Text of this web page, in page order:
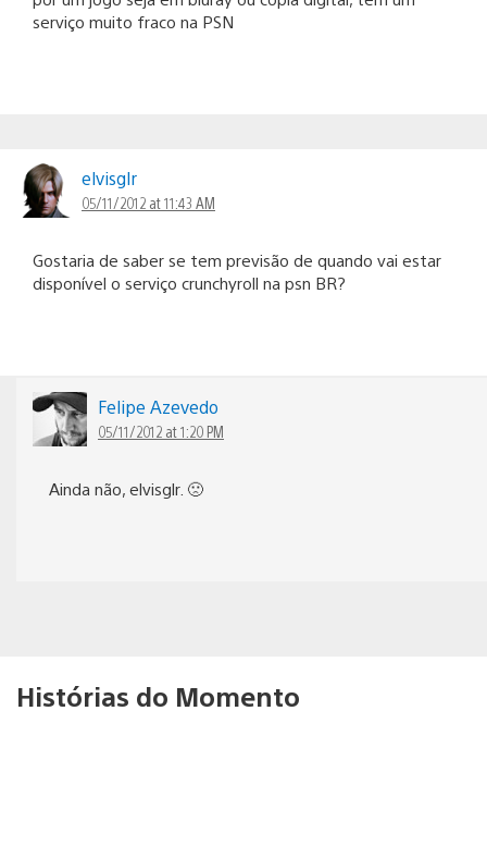
serviço muito fraco na PSN
elvisglr
05/11/2012 at 11:43 AM
Gostaria de saber se tem previsão de quando vai estar
disponível o serviço crunchyroll na psn BR?
Felipe Azevedo
05/11/2012 at 1:20 PM
Ainda não, elvisglr. 🙁
Histórias do Momento